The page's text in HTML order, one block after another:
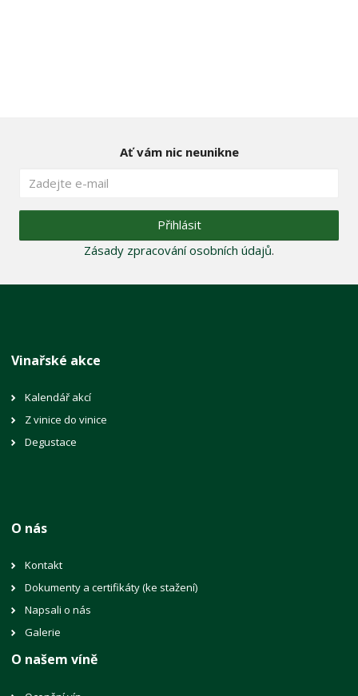
Ať vám nic neunikne
Přihlásit
Zásady zpracování osobních údajů.
Vinařské akce
Kalendář akcí
Z vinice do vinice
Degustace
O nás
Kontakt
Dokumenty a certifikáty (ke stažení)
Napsali o nás
Galerie
O našem víně